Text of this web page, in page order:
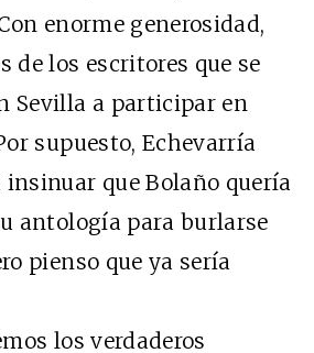
enorme generosidad,
de los escritores que se
Sevilla a participar en
supuesto, Echevarría
que Bolaño quería
antología para burlarse
pienso que ya sería
los verdaderos